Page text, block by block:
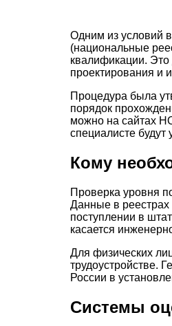
Одним из условий
(национальные
квалификации.
проектирования и
Процедура была
порядок
можно на сайтах
специалисте будут
Кому
Проверка уровня
Данные в
поступлении в
касается
Для физических
трудоустройстве.
России в
Системы